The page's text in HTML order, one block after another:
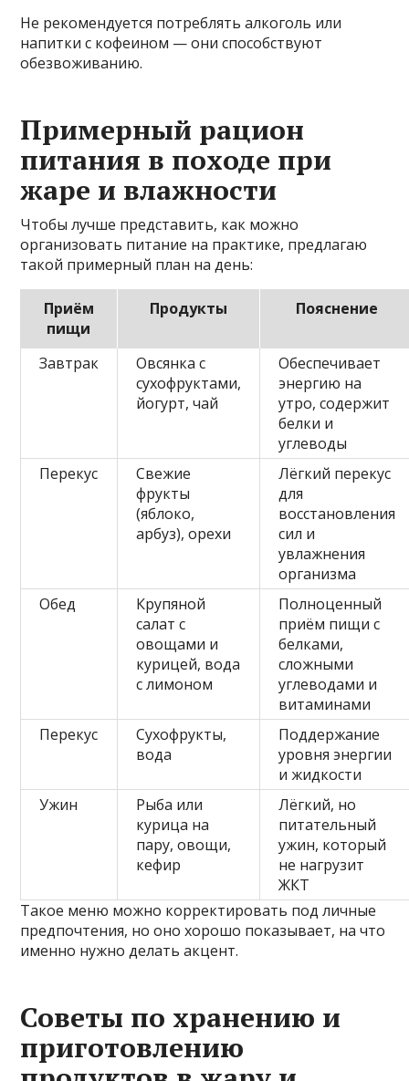
Не рекомендуется потреблять алкоголь или
напитки с кофеином — они способствуют
обезвоживанию.
Примерный рацион
питания в походе при
жаре и влажности
Чтобы лучше представить, как можно
организовать питание на практике, предлагаю
такой примерный план на день:
Приём
пищи
Продукты Пояснение
Завтрак
Овсянка с
сухофруктами,
йогурт, чай
Обеспечивает
энергию на
утро, содержит
белки и
углеводы
Перекус
Свежие
фрукты
(яблоко,
арбуз), орехи
Лёгкий перекус
для
восстановления
сил и
увлажнения
организма
Обед
Крупяной
салат с
овощами и
курицей, вода
с лимоном
Полноценный
приём пищи с
белками,
сложными
углеводами и
витаминами
Перекус
Сухофрукты,
вода
Поддержание
уровня энергии
и жидкости
Ужин
Рыба или
курица на
пару, овощи,
кефир
Лёгкий, но
питательный
ужин, который
не нагрузит
ЖКТ
Такое меню можно корректировать под личные
предпочтения, но оно хорошо показывает, на что
именно нужно делать акцент.
Советы по хранению и
приготовлению